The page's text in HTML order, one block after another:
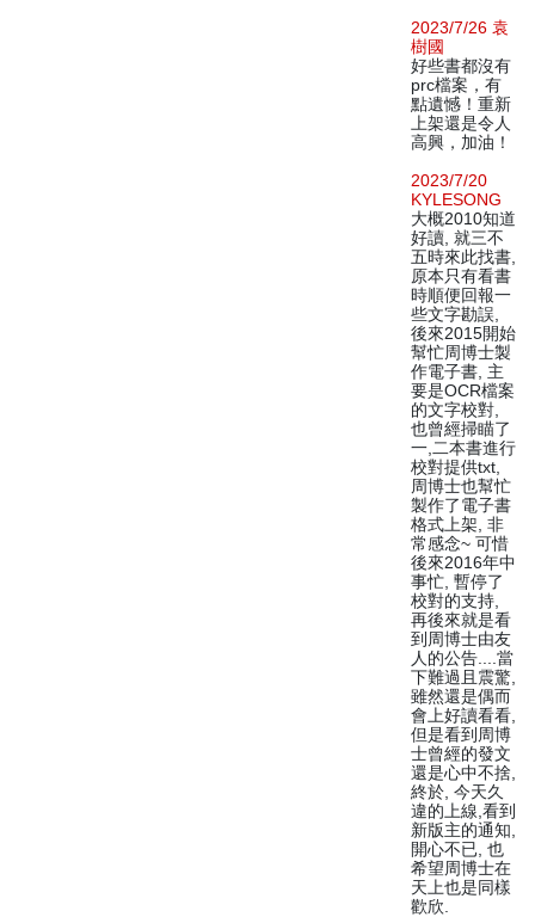
2023/7/26 袁
樹國
好些書都沒有
prc檔案，有
點遺憾！重新
上架還是令人
高興，加油！
2023/7/20
KYLESONG
大概2010知道
好讀, 就三不
五時來此找書,
原本只有看書
時順便回報一
些文字勘誤,
後來2015開始
幫忙周博士製
作電子書, 主
要是OCR檔案
的文字校對,
也曾經掃瞄了
一,二本書進行
校對提供txt,
周博士也幫忙
製作了電子書
格式上架, 非
常感念~ 可惜
後來2016年中
事忙, 暫停了
校對的支持,
再後來就是看
到周博士由友
人的公告....當
下難過且震驚,
雖然還是偶而
會上好讀看看,
但是看到周博
士曾經的發文
還是心中不捨,
終於, 今天久
違的上線,看到
新版主的通知,
開心不已, 也
希望周博士在
天上也是同樣
歡欣.